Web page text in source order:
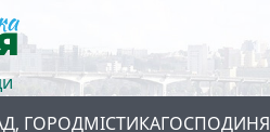
ГОРОДМІСТИКАГОСПОДИНЯ